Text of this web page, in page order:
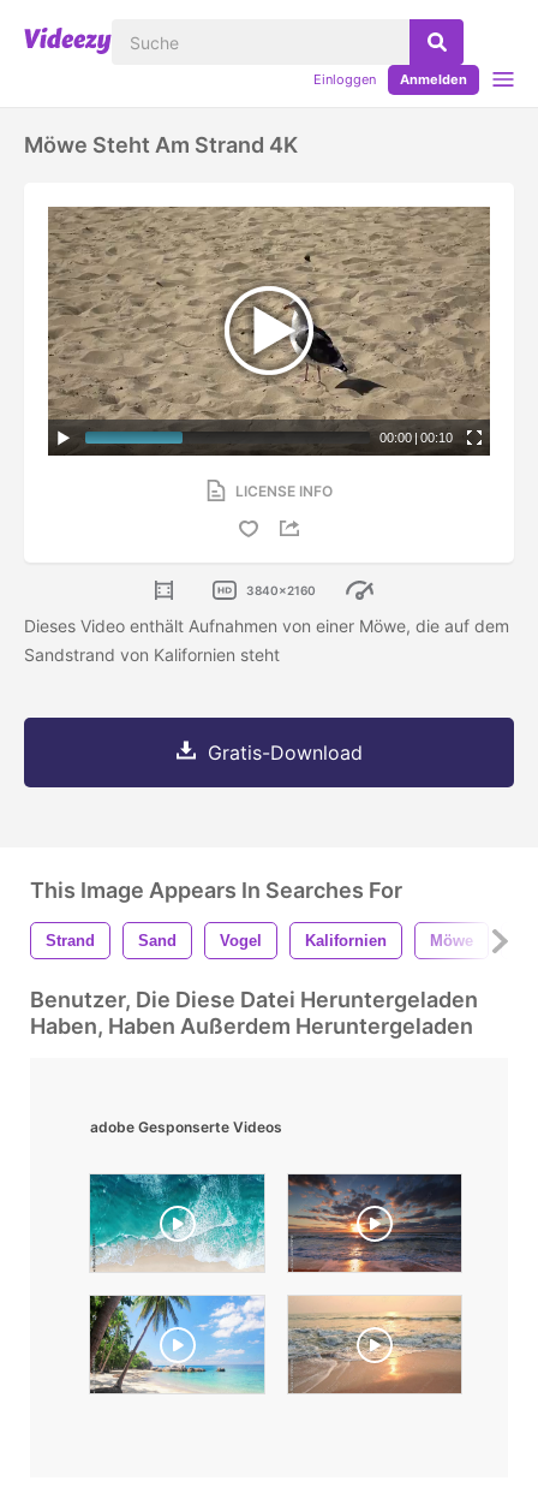
Einloggen Anmelden
Möwe Steht Am Strand 4K
00:00 | 00:10
LICENSE INFO
3840x2160
Dieses Video enthält Aufnahmen von einer Möwe, die auf dem
Sandstrand von Kalifornien steht
Gratis-Download
This Image Appears In Searches For
Strand Sand Vogel Kalifornien Möwe
Benutzer, Die Diese Datei Heruntergeladen
Haben, Haben Außerdem Heruntergeladen
adobe Gesponserte Videos